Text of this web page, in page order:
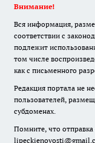
Внимание!
Вся информация,
соответствии с
подлежит
том числе
как с письменного
Редакция портала не
пользователей,
субдоменах.
Помните, что